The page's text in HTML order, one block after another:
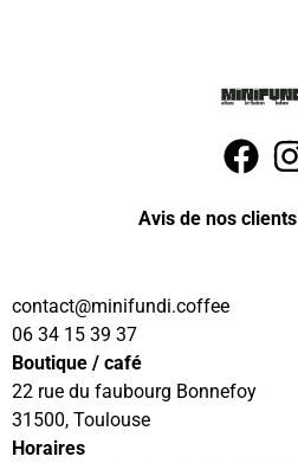
Avis de nos clients
contact@minifundi.coffee
06 34 15 39 37
Boutique / café
22 rue du faubourg Bonnefoy
31500, Toulouse
Horaires